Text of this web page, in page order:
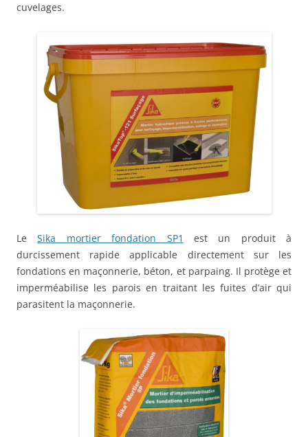
cuvelages.
LeSika mortier fondation SP1
est un produit à
durcissement rapide applicable directement sur les
fondations en maçonnerie, béton, et parpaing. Il protège et
imperméabilise les parois en traitant les fuites d’air qui
parasitent la maçonnerie.